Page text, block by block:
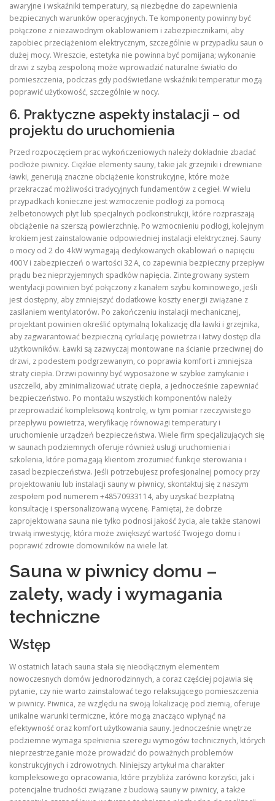
awaryjne i wskaźniki temperatury, są niezbędne do zapewnienia
bezpiecznych warunków operacyjnych. Te komponenty powinny być
połączone z niezawodnym okablowaniem i zabezpiecznikami, aby
zapobiec przeciążeniom elektrycznym, szczególnie w przypadku saun o
dużej mocy. Wreszcie, estetyka nie powinna być pomijana; wykonanie
drzwi z szybą zespoloną może wprowadzić naturalne światło do
pomieszczenia, podczas gdy podświetlane wskaźniki temperatur mogą
poprawić użytkowość, szczególnie w nocy.
6. Praktyczne aspekty instalacji – od
projektu do uruchomienia
Przed rozpoczęciem prac wykończeniowych należy dokładnie zbadać
podłoże piwnicy. Ciężkie elementy sauny, takie jak grzejniki i drewniane
ławki, generują znaczne obciążenie konstrukcyjne, które może
przekraczać możliwości tradycyjnych fundamentów z cegieł. W wielu
przypadkach konieczne jest wzmoczenie podłogi za pomocą
żelbetonowych płyt lub specjalnych podkonstrukcji, które rozpraszają
obciążenie na szerszą powierzchnię. Po wzmocnieniu podłogi, kolejnym
krokiem jest zainstalowanie odpowiedniej instalacji elektrycznej. Sauny
o mocy od 2 do 4 kW wymagają dedykowanych okablowań o napięciu
400 V i zabezpieczeń o wartości 32 A, co zapewnia bezpieczny przepływ
prądu bez nieprzyjemnych spadków napięcia. Zintegrowany system
wentylacji powinien być połączony z kanałem szybu kominowego, jeśli
jest dostępny, aby zmniejszyć dodatkowe koszty energii związane z
zasilaniem wentylatorów. Po zakończeniu instalacji mechanicznej,
projektant powinien określić optymalną lokalizację dla ławki i grzejnika,
aby zagwarantować bezpieczną cyrkulację powietrza i łatwy dostęp dla
użytkowników. Ławki są zazwyczaj montowane na ścianie przeciwnej do
drzwi, z podestem podgrzewanym, co poprawia komfort i zmniejsza
straty ciepła. Drzwi powinny być wyposażone w szybkie zamykanie i
uszczelki, aby zminimalizować utratę ciepła, a jednocześnie zapewniać
bezpieczeństwo. Po montażu wszystkich komponentów należy
przeprowadzić kompleksową kontrolę, w tym pomiar rzeczywistego
przepływu powietrza, weryfikację równowagi temperatury i
uruchomienie urządzeń bezpieczeństwa. Wiele firm specjalizujących się
w saunach podziemnych oferuje również usługi uruchomienia i
szkolenia, które pomagają klientom zrozumieć funkcje sterowania i
zasad bezpieczeństwa. Jeśli potrzebujesz profesjonalnej pomocy przy
projektowaniu lub instalacji sauny w piwnicy, skontaktuj się z naszym
zespołem pod numerem +48570933114, aby uzyskać bezpłatną
konsultację i spersonalizowaną wycenę. Pamiętaj, że dobrze
zaprojektowana sauna nie tylko podnosi jakość życia, ale także stanowi
trwałą inwestycję, która może zwiększyć wartość Twojego domu i
poprawić zdrowie domowników na wiele lat.
Sauna w piwnicy domu –
zalety, wady i wymagania
techniczne
Wstęp
W ostatnich latach sauna stała się nieodłącznym elementem
nowoczesnych domów jednorodzinnych, a coraz częściej pojawia się
pytanie, czy nie warto zainstalować tego relaksującego pomieszczenia
w piwnicy. Piwnica, ze względu na swoją lokalizację pod ziemią, oferuje
unikalne warunki termiczne, które mogą znacząco wpłynąć na
efektywność oraz komfort użytkowania sauny. Jednocześnie wnętrze
podziemne wymaga spełnienia szeregu wymogów technicznych, których
nieprzestrzeganie może prowadzić do poważnych problemów
konstrukcyjnych i zdrowotnych. Niniejszy artykuł ma charakter
kompleksowego opracowania, które przybliża zarówno korzyści, jak i
potencjalne trudności związane z budową sauny w piwnicy, a także